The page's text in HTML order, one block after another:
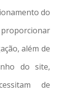
do
proporcionar
além de
do site,
de